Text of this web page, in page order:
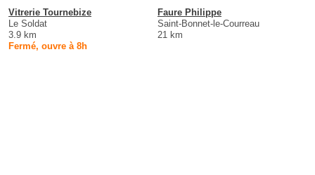
Vitrerie Tournebize
Le Soldat
3.9 km
Fermé, ouvre à 8h
Faure Philippe
Saint-Bonnet-le-Courreau
21 km